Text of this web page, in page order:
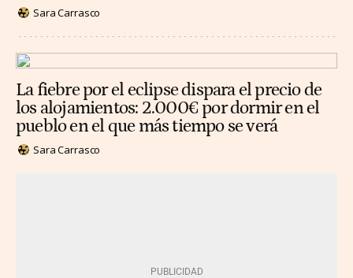
Sara Carrasco
La fiebre por el eclipse dispara el precio de
los alojamientos: 2.000€ por dormir en el
pueblo en el que más tiempo se verá
Sara Carrasco